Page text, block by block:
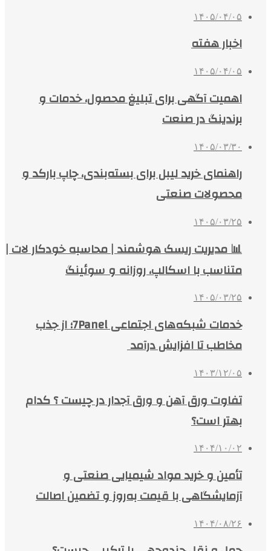
۱۴۰۵/۰۴/۰۵
اخبار هفته
۱۴۰۵/۰۴/۰۵
اهمیت آگهی برای تبلیغ محصول، خدمات و
برندینگ در صنعت
۱۴۰۵/۰۳/۳۰
راهنمای خرید لیبل برای بسته‌بندی، چاپ بارکد و
محصولات صنعتی
۱۴۰۵/۰۳/۲۵
📊 مدیریت ریسک هوشمند | محاسبه خودکار لات |
متناسب با اسکالپ، روزانه و سوئینگ
۱۴۰۵/۰۳/۲۵
خدمات شبکه‌های اجتماعی 7Panel؛ از جذب
مخاطب تا افزایش درآمد
۱۴۰۳/۱۲/۰۵
تفاوت ورق آهن و ورق آجدار در چیست ؟ کدام
بهتر است؟
۱۴۰۴/۱۰/۰۲
تأمین و خرید مواد شیمیایی صنعتی و
آزمایشگاهی با قیمت به‌روز و تضمین اصالت
۱۴۰۴/۰۸/۲۶